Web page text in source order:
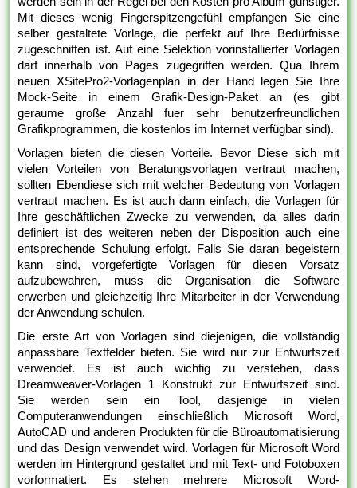
Mit dieses wenig Fingerspitzengefühl empfangen Sie eine
selber gestaltete Vorlage, die perfekt auf Ihre Bedürfnisse
zugeschnitten ist. Auf eine Selektion vorinstallierter Vorlagen
darf innerhalb von Pages zugegriffen werden. Qua Ihrem
neuen XSitePro2-Vorlagenplan in der Hand legen Sie Ihre
Mock-Seite in einem Grafik-Design-Paket an (es gibt
geraume große Anzahl fuer sehr benutzerfreundlichen
Grafikprogrammen, die kostenlos im Internet verfügbar sind).
Vorlagen bieten die diesen Vorteile. Bevor Diese sich mit
vielen Vorteilen von Beratungsvorlagen vertraut machen,
sollten Ebendiese sich mit welcher Bedeutung von Vorlagen
vertraut machen. Es ist auch dann einfach, die Vorlagen für
Ihre geschäftlichen Zwecke zu verwenden, da alles darin
definiert ist des weiteren neben der Disposition auch eine
entsprechende Schulung erfolgt. Falls Sie daran begeistern
kann sind, vorgefertigte Vorlagen für diesen Vorsatz
aufzubewahren, muss die Organisation die Software
erwerben und gleichzeitig Ihre Mitarbeiter in der Verwendung
der Anwendung schulen.
Die erste Art von Vorlagen sind diejenigen, die vollständig
anpassbare Textfelder bieten. Sie wird nur zur Entwurfszeit
verwendet. Es ist auch wichtig zu verstehen, dass
Dreamweaver-Vorlagen 1 Konstrukt zur Entwurfszeit sind.
Sie werden sein ein Tool, dasjenige in vielen
Computeranwendungen einschließlich Microsoft Word,
AutoCAD und anderen Produkten für die Büroautomatisierung
und das Design verwendet wird. Vorlagen für Microsoft Word
werden im Hintergrund gestaltet und mit Text- und Fotoboxen
vorformatiert. Es stehen mehrere Microsoft Word-